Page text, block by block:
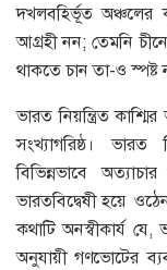
দখলবহির্ভূত অঞ্চলের
আগ্রহী নন; তেমনি
থাকতে চান তা-ও স্পষ্ট
ভারত নিয়ন্ত্রিত
সংখ্যাগরিষ্ঠ।
বিভিন্নভাবে
ভারতবিদ্বেষী হয়ে
কথাটি অনস্বীকার্য যে,
অনুযায়ী গণভোটের